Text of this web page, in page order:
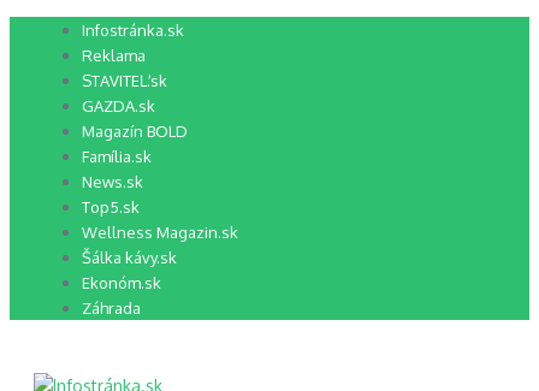
Preskočiť Infostránka.sk
Reklama
STAVITEĽ.sk
GAZDA.sk
Magazín BOLD
Família.sk
News.sk
Top5.sk
Wellness Magazin.sk
Šálka kávy.sk
Ekonóm.sk
Záhrada